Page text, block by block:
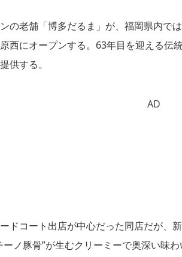
の老舗「博多だるま」が、福岡県内で
西にオープンする。63年目を迎える伝
供する。
AD
ドコート出店が中心だった同店だが、
ーノ豚骨”が生むクリーミーで奥深い味